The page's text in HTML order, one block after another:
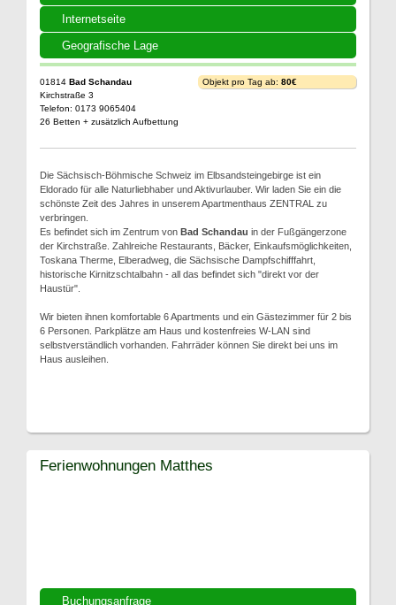
Internetseite
Geografische Lage
01814 Bad Schandau
Kirchstraße 3
Telefon: 0173 9065404
26 Betten + zusätzlich Aufbettung
Objekt pro Tag ab: 80€
Die Sächsisch-Böhmische Schweiz im Elbsandsteingebirge ist ein
Eldorado für alle Naturliebhaber und Aktivurlauber. Wir laden Sie ein die
schönste Zeit des Jahres in unserem Apartmenthaus ZENTRAL zu
verbringen.
Es befindet sich im Zentrum von Bad Schandau in der Fußgängerzone
der Kirchstraße. Zahlreiche Restaurants, Bäcker, Einkaufsmöglichkeiten,
Toskana Therme, Elberadweg, die Sächsische Dampfschifffahrt,
historische Kirnitzschtalbahn - all das befindet sich "direkt vor der
Haustür".
Wir bieten ihnen komfortable 6 Apartments und ein Gästezimmer für 2 bis
6 Personen. Parkplätze am Haus und kostenfreies W-LAN sind
selbstverständlich vorhanden. Fahrräder können Sie direkt bei uns im
Haus ausleihen.
Buchungsanfrage
Ferienwohnungen Matthes